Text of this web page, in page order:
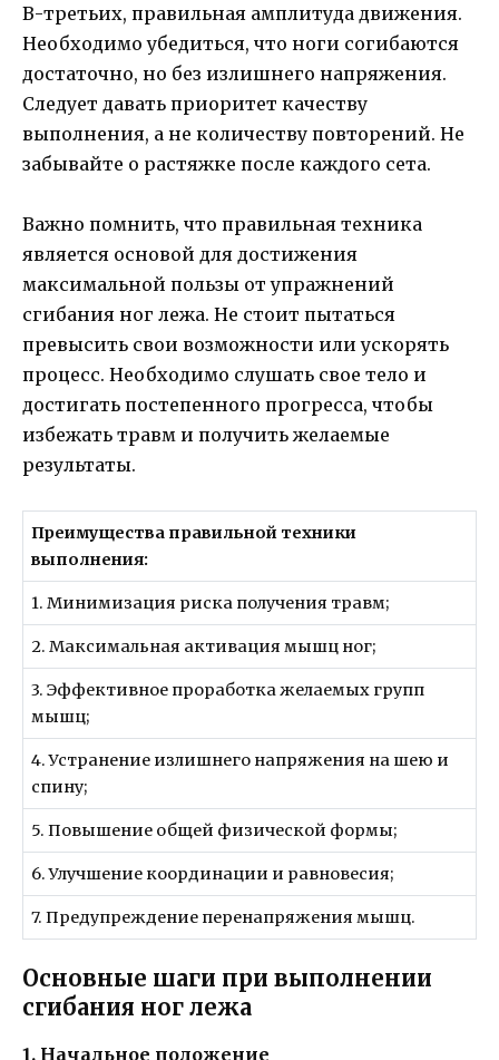
В-третьих, правильная амплитуда движения.
Необходимо убедиться, что ноги согибаются
достаточно, но без излишнего напряжения.
Следует давать приоритет качеству
выполнения, а не количеству повторений. Не
забывайте о растяжке после каждого сета.
Важно помнить, что правильная техника
является основой для достижения
максимальной пользы от упражнений
сгибания ног лежа. Не стоит пытаться
превысить свои возможности или ускорять
процесс. Необходимо слушать свое тело и
достигать постепенного прогресса, чтобы
избежать травм и получить желаемые
результаты.
Преимущества правильной техники
выполнения:
1. Минимизация риска получения травм;
2. Максимальная активация мышц ног;
3. Эффективное проработка желаемых групп
мышц;
4. Устранение излишнего напряжения на шею и
спину;
5. Повышение общей физической формы;
6. Улучшение координации и равновесия;
7. Предупреждение перенапряжения мышц.
Основные шаги при выполнении
сгибания ног лежа
1. Начальное положение